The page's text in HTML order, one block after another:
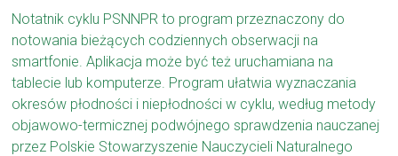
Notatnik cyklu PSNNPR to program przeznaczony do
notowania bieżących codziennych obserwacji na
smartfonie. Aplikacja może być też uruchamiana na
tablecie lub komputerze. Program ułatwia wyznaczania
okresów płodności i niepłodności w cyklu, według metody
objawowo-termicznej podwójnego sprawdzenia nauczanej
przez Polskie Stowarzyszenie Nauczycieli Naturalnego